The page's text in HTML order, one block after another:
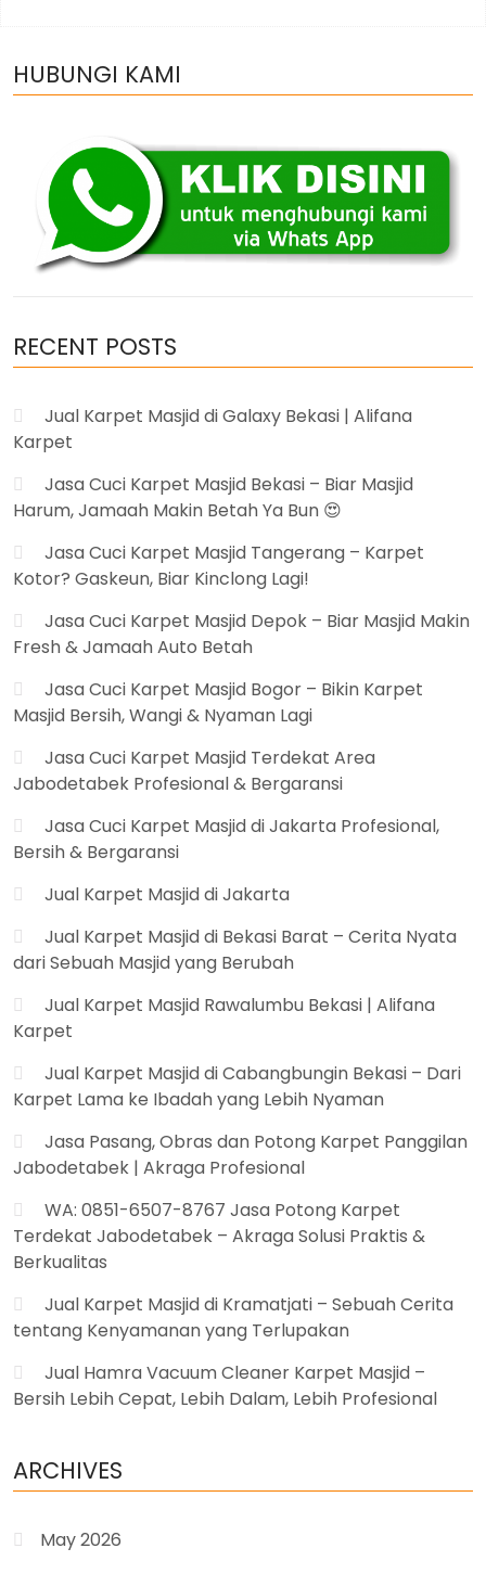
Mesjid
Sumatera
Utara
Murah”
HUBUNGI KAMI
RECENT POSTS
Jual Karpet Masjid di Galaxy Bekasi | Alifana
Karpet
Jasa Cuci Karpet Masjid Bekasi – Biar Masjid
Harum, Jamaah Makin Betah Ya Bun 😍
Jasa Cuci Karpet Masjid Tangerang – Karpet
Kotor? Gaskeun, Biar Kinclong Lagi!
Jasa Cuci Karpet Masjid Depok – Biar Masjid Makin
Fresh & Jamaah Auto Betah
Jasa Cuci Karpet Masjid Bogor – Bikin Karpet
Masjid Bersih, Wangi & Nyaman Lagi
Jasa Cuci Karpet Masjid Terdekat Area
Jabodetabek Profesional & Bergaransi
Jasa Cuci Karpet Masjid di Jakarta Profesional,
Bersih & Bergaransi
Jual Karpet Masjid di Jakarta
Jual Karpet Masjid di Bekasi Barat – Cerita Nyata
dari Sebuah Masjid yang Berubah
Jual Karpet Masjid Rawalumbu Bekasi | Alifana
Karpet
Jual Karpet Masjid di Cabangbungin Bekasi – Dari
Karpet Lama ke Ibadah yang Lebih Nyaman
Jasa Pasang, Obras dan Potong Karpet Panggilan
Jabodetabek | Akraga Profesional
WA: 0851-6507-8767 Jasa Potong Karpet
Terdekat Jabodetabek – Akraga Solusi Praktis &
Berkualitas
Jual Karpet Masjid di Kramatjati – Sebuah Cerita
tentang Kenyamanan yang Terlupakan
Jual Hamra Vacuum Cleaner Karpet Masjid –
Bersih Lebih Cepat, Lebih Dalam, Lebih Profesional
ARCHIVES
May 2026